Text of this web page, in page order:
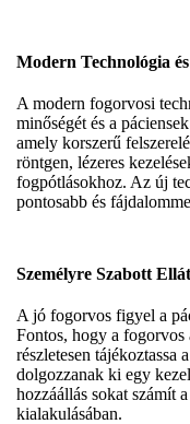
Modern Technológia és
A modern fogorvosi
minőségét és a
amely korszerű
röntgen, lézeres
fogpótlásokhoz. Az új
pontosabb és
Személyre Szabott
A jó fogorvos figyel a
Fontos, hogy a fogorvos
részletesen tájékoztassa
dolgozzanak ki egy
hozzáállás sokat számít
kialakulásában.